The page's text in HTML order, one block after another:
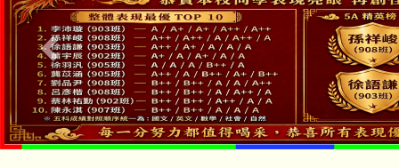
公告本校115學年度第
代理(課)教師甄選結果
「本色祭」8/29、30在